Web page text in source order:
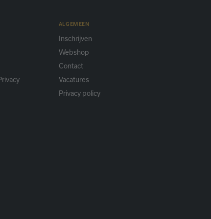
ALGEMEEN
Inschrijven
Webshop
Contact
Vacatures
Privacy policy